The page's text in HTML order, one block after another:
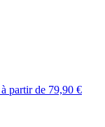
à partir de 79,90 €